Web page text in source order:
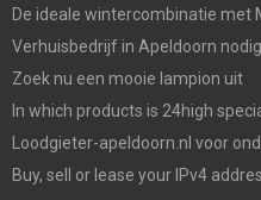
De ideale wintercombinatie met
Verhuisbedrijf in Apeldoorn
Zoek nu een mooie lampion uit
In which products is 24high
Loodgieter-apeldoorn.nl voor
Buy, sell or lease your IPv4